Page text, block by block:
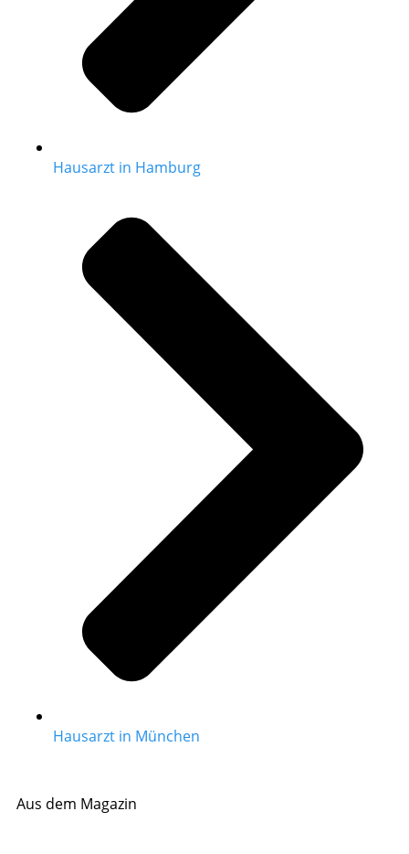
Hausarzt in Hamburg
Hausarzt in München
Aus dem Magazin